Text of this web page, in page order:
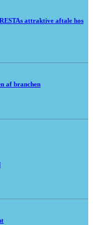
attraktive aftale hos
af branchen